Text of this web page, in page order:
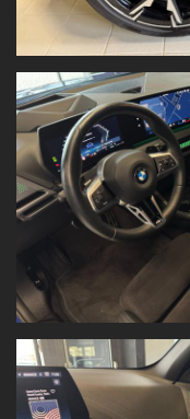
Per la valutazione del
Vi aspettiamo in
Sebbene sia stato fatto
promozione